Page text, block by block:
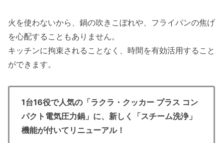
火を使わないから、鍋の吹きこぼれや、フライパンの焦げ
を心配することもありません。
キッチンに拘束されることなく、時間を有効活用すること
ができます。
1台16役で人気の「ラクラ・クッカー プラス コン
パクト電気圧力鍋」に、新しく「スチーム洗浄」
機能が付いてリニューアル！